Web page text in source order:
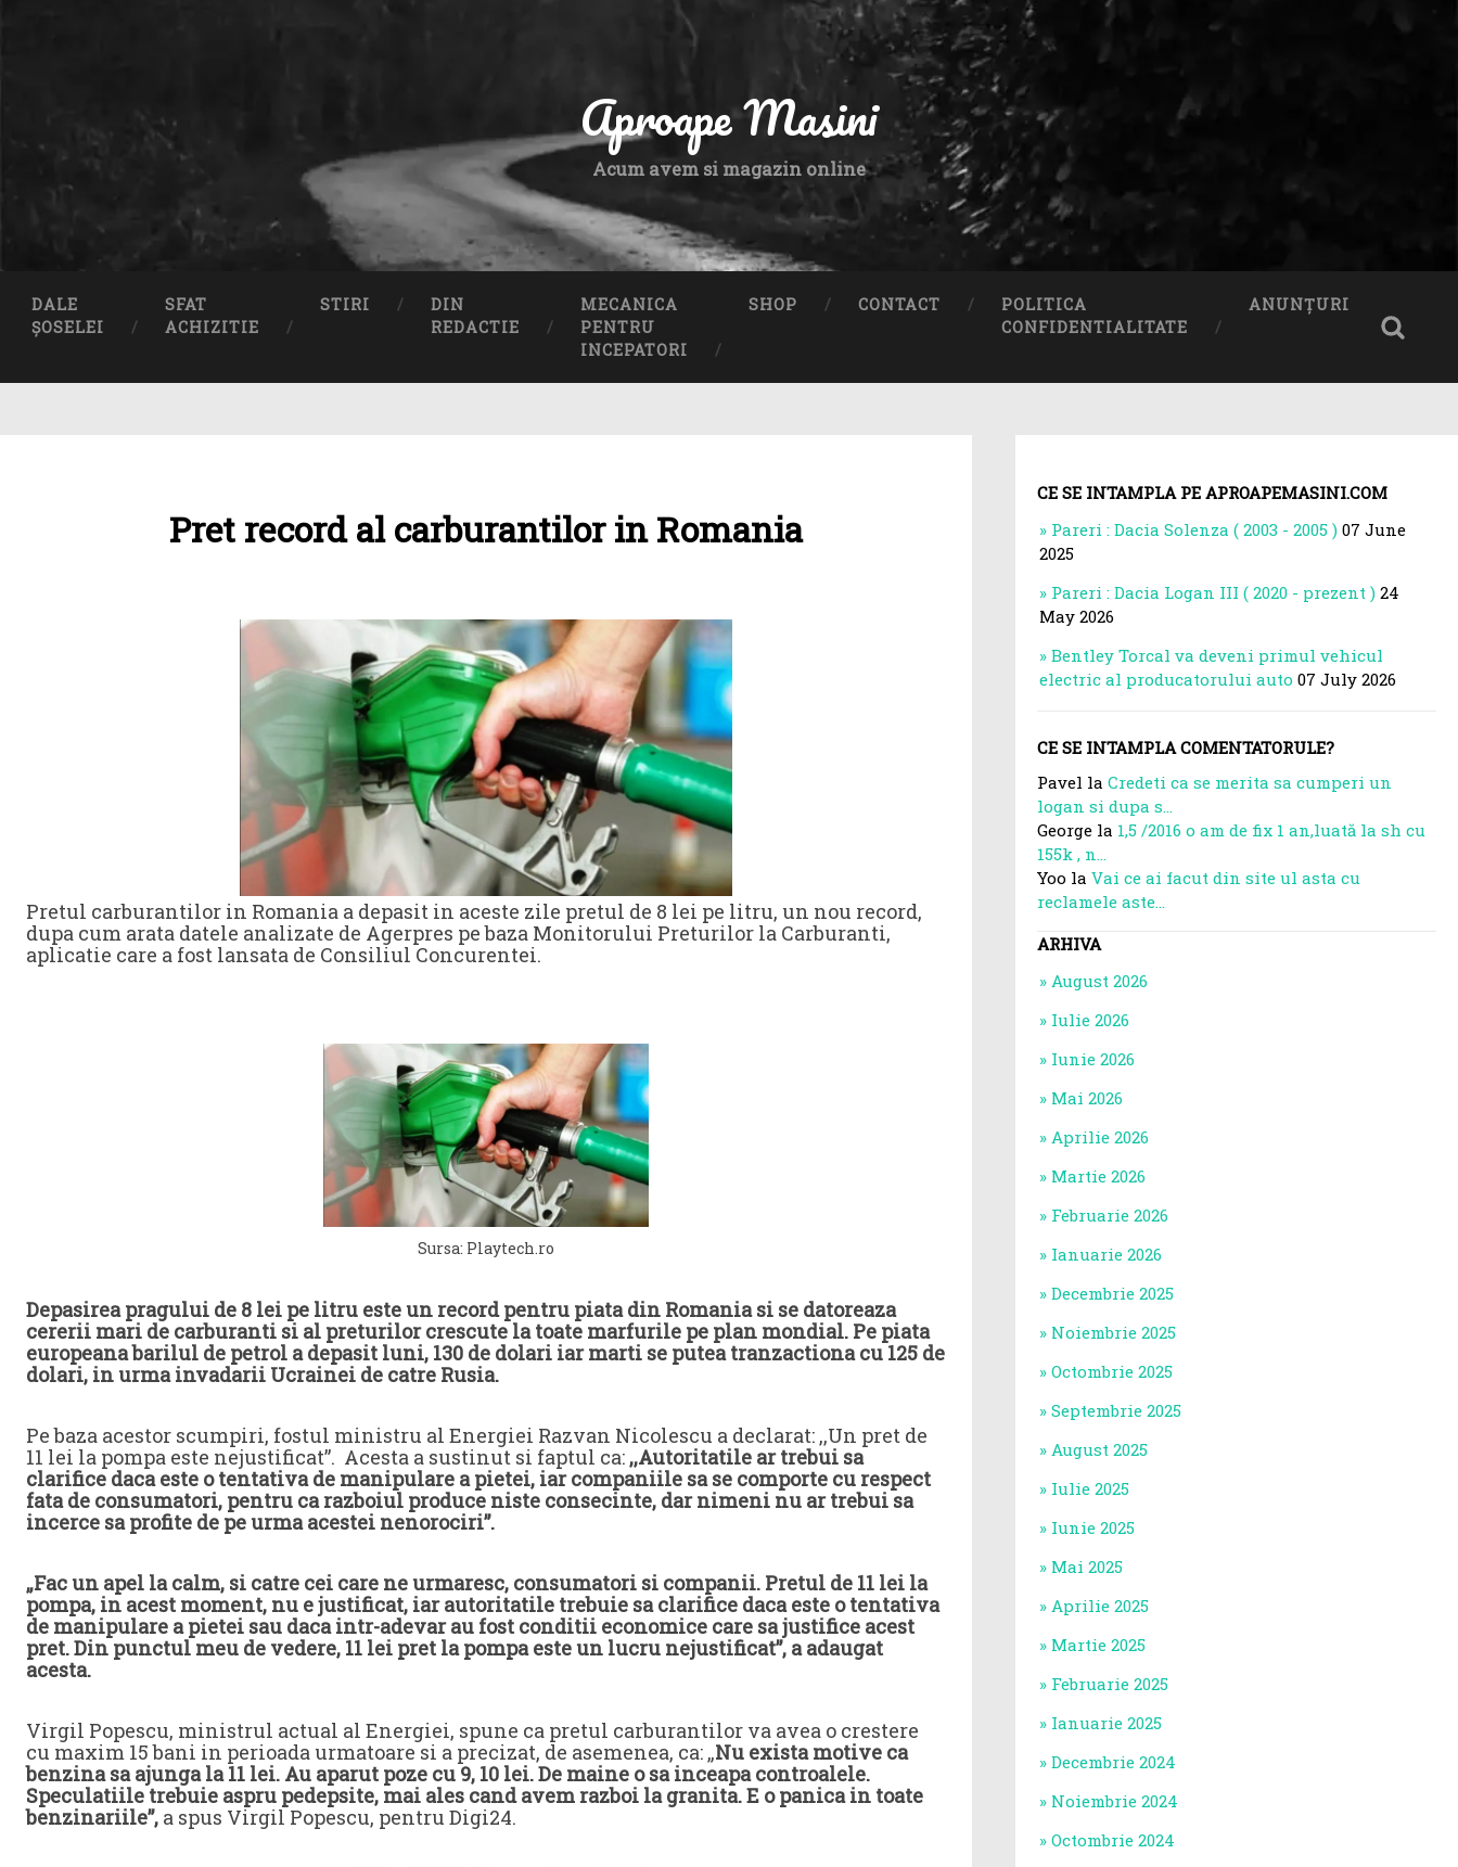
Aproape Masini
Acum avem si magazin online
DALE
ȘOSELEI
SFAT
ACHIZITIE
STIRI
DIN
REDACTIE
MECANICA
PENTRU
INCEPATORI
SHOP CONTACT
POLITICA
CONFIDENTIALITATE
ANUNȚURI
Pret record al carburantilor in Romania
Pretul carburantilor in Romania a depasit in aceste zile pretul de 8 lei pe litru, un nou record,
dupa cum arata datele analizate de Agerpres pe baza Monitorului Preturilor la Carburanti,
aplicatie care a fost lansata de Consiliul Concurentei.
Sursa: Playtech.ro
Depasirea pragului de 8 lei pe litru este un record pentru piata din Romania si se datoreaza
cererii mari de carburanti si al preturilor crescute la toate marfurile pe plan mondial. Pe piata
europeana barilul de petrol a depasit luni, 130 de dolari iar marti se putea tranzactiona cu 125 de
dolari, in urma invadarii Ucrainei de catre Rusia.
Pe baza acestor scumpiri, fostul ministru al Energiei Razvan Nicolescu a declarat: ,,Un pret de
11 lei la pompa este nejustificat”. Acesta a sustinut si faptul ca: ,,Autoritatile ar trebui sa
clarifice daca este o tentativa de manipulare a pietei, iar companiile sa se comporte cu respect
fata de consumatori, pentru ca razboiul produce niste consecinte, dar nimeni nu ar trebui sa
incerce sa profite de pe urma acestei nenorociri”.
„Fac un apel la calm, si catre cei care ne urmaresc, consumatori si companii. Pretul de 11 lei la
pompa, in acest moment, nu e justificat, iar autoritatile trebuie sa clarifice daca este o tentativa
de manipulare a pietei sau daca intr-adevar au fost conditii economice care sa justifice acest
pret. Din punctul meu de vedere, 11 lei pret la pompa este un lucru nejustificat”, a adaugat
acesta.
Virgil Popescu, ministrul actual al Energiei, spune ca pretul carburantilor va avea o crestere
cu maxim 15 bani in perioada urmatoare si a precizat, de asemenea, ca: „Nu exista motive ca
benzina sa ajunga la 11 lei. Au aparut poze cu 9, 10 lei. De maine o sa inceapa controalele.
Speculatiile trebuie aspru pedepsite, mai ales cand avem razboi la granita. E o panica in toate
benzinariile”, a spus Virgil Popescu, pentru Digi24.
CE SE INTAMPLA PE APROAPEMASINI.COM
Pareri : Dacia Solenza ( 2003 - 2005 ) 07 June
2025
Pareri : Dacia Logan III ( 2020 - prezent ) 24
May 2026
Bentley Torcal va deveni primul vehicul
electric al producatorului auto 07 July 2026
CE SE INTAMPLA COMENTATORULE?
Pavel la Credeti ca se merita sa cumperi un
logan si dupa s...
George la 1,5 /2016 o am de fix 1 an,luată la sh cu
155k , n...
Yoo la Vai ce ai facut din site ul asta cu
reclamele aste...
ARHIVA
August 2026
Iulie 2026
Iunie 2026
Mai 2026
Aprilie 2026
Martie 2026
Februarie 2026
Ianuarie 2026
Decembrie 2025
Noiembrie 2025
Octombrie 2025
Septembrie 2025
August 2025
Iulie 2025
Iunie 2025
Mai 2025
Aprilie 2025
Martie 2025
Februarie 2025
Ianuarie 2025
Decembrie 2024
Noiembrie 2024
Octombrie 2024